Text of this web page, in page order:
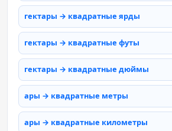
гектары → квадратные ярды
гектары → квадратные футы
гектары → квадратные дюймы
ары → квадратные метры
ары → квадратные километры